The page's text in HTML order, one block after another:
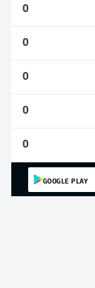
0
0
0
0
0
GOOGLE PLAY